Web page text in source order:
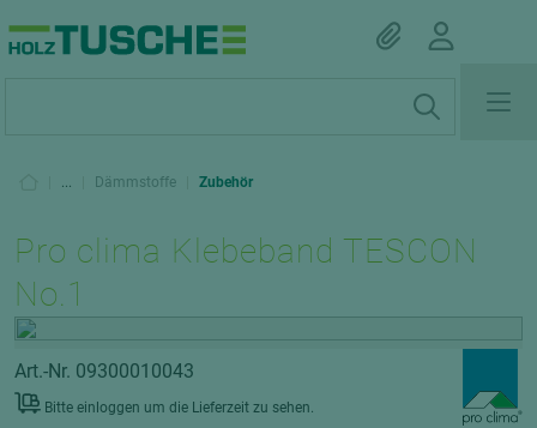
... Dämmstoffe Zubehör
Pro clima Klebeband TESCON
No.1
Art.-Nr. 09300010043
Bitte einloggen um die Lieferzeit zu sehen.